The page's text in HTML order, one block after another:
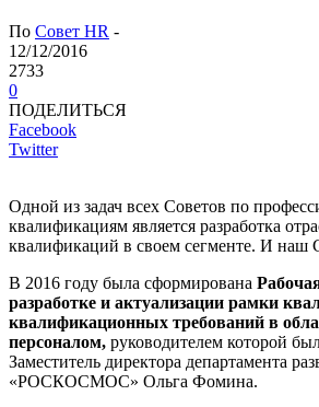
По Совет HR -
12/12/2016
2733
0
ПОДЕЛИТЬСЯ
Facebook
Twitter
Одной из задач всех Советов по
квалификациям является разработка
квалификаций в своем сегменте. И наш
В 2016 году была сформирована
разработке и актуализации рамки
квалификационных требований в
персоналом, руководителем которой
Заместитель директора департамента
«РОСКОСМОС» Ольга Фомина.